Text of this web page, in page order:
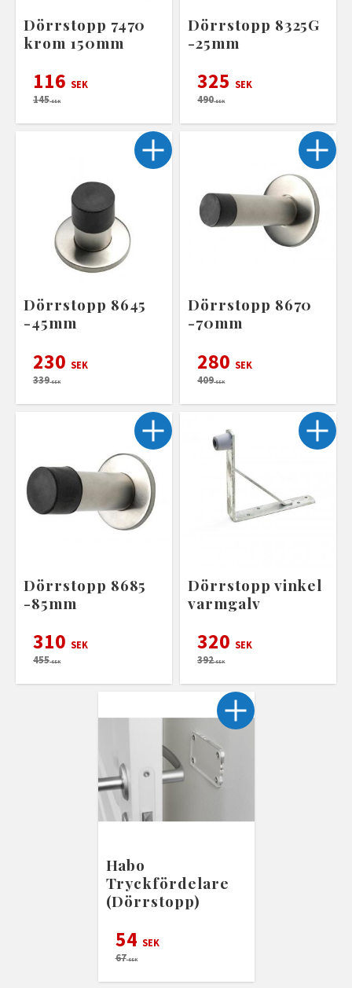
Dörrstopp 7470
krom 150mm
116 SEK
145SEK
Dörrstopp 8325G
-25mm
325 SEK
490SEK
Dörrstopp 8645
-45mm
230 SEK
339SEK
Dörrstopp 8670
-70mm
280 SEK
409SEK
Dörrstopp 8685
-85mm
310 SEK
455SEK
Dörrstopp vinkel
varmgalv
320 SEK
392SEK
Habo
Tryckfördelare
(Dörrstopp)
54 SEK
67SEK